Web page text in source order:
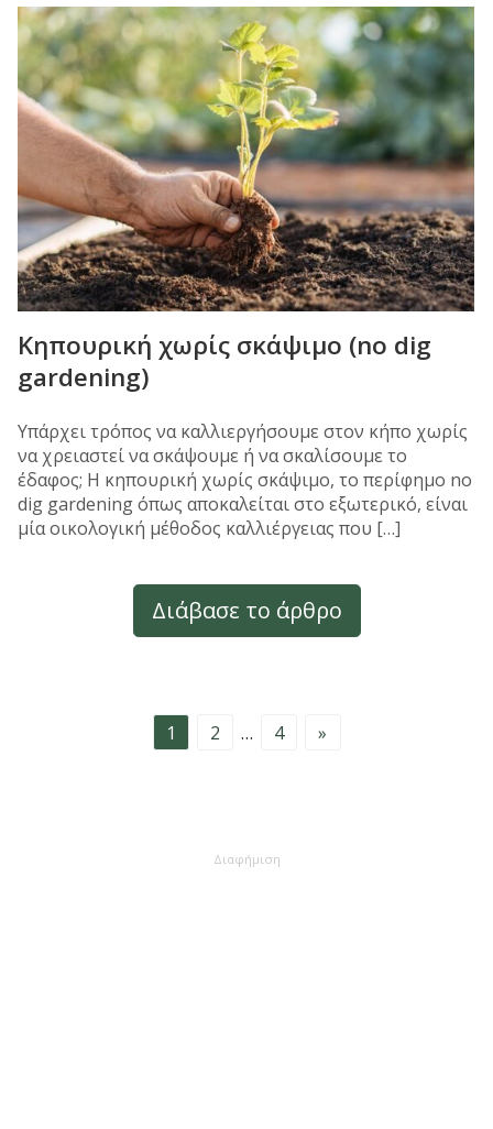
Κηπουρική χωρίς σκάψιμο (no dig
gardening)
Υπάρχει τρόπος να καλλιεργήσουμε στον κήπο χωρίς
να χρειαστεί να σκάψουμε ή να σκαλίσουμε το
έδαφος; Η κηπουρική χωρίς σκάψιμο, το περίφημο no
dig gardening όπως αποκαλείται στο εξωτερικό, είναι
μία οικολογική μέθοδος καλλιέργειας που […]
Διάβασε το άρθρο
1 2 … 4 »
Διαφήμιση